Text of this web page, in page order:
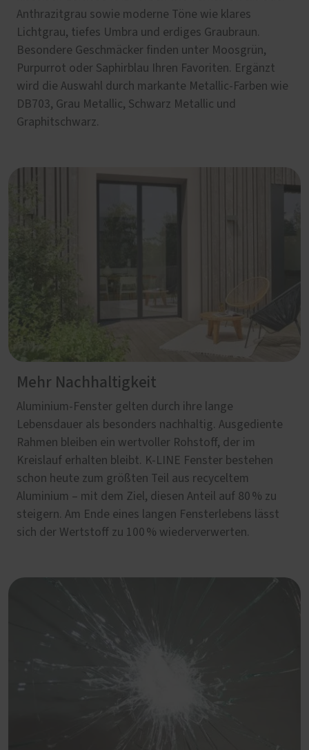
Anthrazitgrau sowie moderne Töne wie klares
Lichtgrau, tiefes Umbra und erdiges Graubraun.
Besondere Geschmäcker finden unter Moosgrün,
Purpurrot oder Saphirblau Ihren Favoriten. Ergänzt
wird die Auswahl durch markante Metallic-Farben wie
DB703, Grau Metallic, Schwarz Metallic und
Graphitschwarz.
Mehr Nachhaltigkeit
Aluminium‑Fenster gelten durch ihre lange
Lebensdauer als besonders nachhaltig. Ausgediente
Rahmen bleiben ein wertvoller Rohstoff, der im
Kreislauf erhalten bleibt. K-LINE Fenster bestehen
schon heute zum größten Teil aus recyceltem
Aluminium – mit dem Ziel, diesen Anteil auf 80 % zu
steigern. Am Ende eines langen Fensterlebens lässt
sich der Wertstoff zu 100 % wiederverwerten.